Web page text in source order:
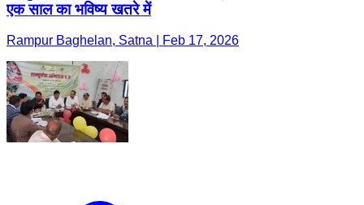
एक साल का भविष्य खतरे में
Rampur Baghelan, Satna | Feb 17, 2026